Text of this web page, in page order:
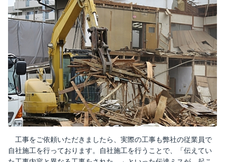
工事をご依頼いただきましたら、実際の工事も弊社の従業員で
自社施工を行っております。自社施工を行うことで、「伝えてい